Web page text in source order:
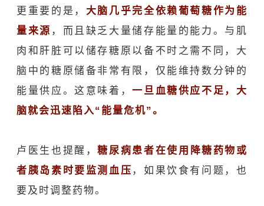
更重要的是， 大脑几乎完全依赖葡萄糖作为能
量来源 ，而且缺乏大量储存能量的能力。与肌
肉和肝脏可以储存糖原以备不时之需不同，大
脑中的糖原储备非常有限，仅能维持数分钟的
能量供应。这意味着，一旦血糖供应不足，大
脑就会迅速陷入“能量危机”。
卢医生 也提醒，糖尿病患者在使用降糖药物或
者胰岛素时要监测血压 ，如果饮食有问题，也
要及时调整药物。